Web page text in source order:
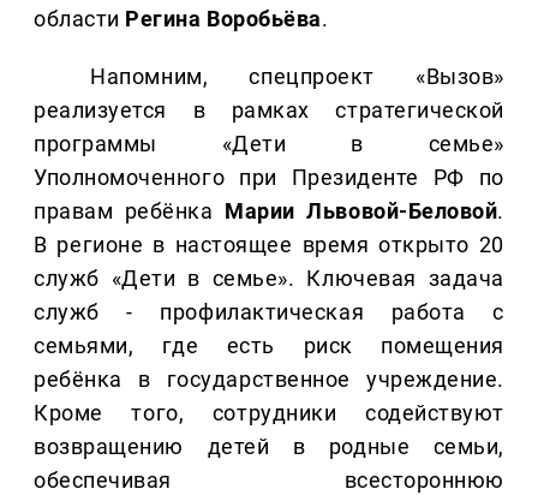
области Регина Воробьёва.
Напомним, спецпроект «Вызов»
реализуется в рамках стратегической
программы «Дети в семье»
Уполномоченного при Президенте РФ по
правам ребёнка Марии Львовой-Беловой.
В регионе в настоящее время открыто 20
служб «Дети в семье». Ключевая задача
служб - профилактическая работа с
семьями, где есть риск помещения
ребёнка в государственное учреждение.
Кроме того, сотрудники содействуют
возвращению детей в родные семьи,
обеспечивая всестороннюю